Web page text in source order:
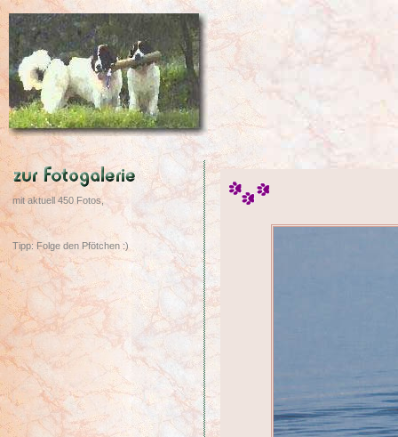
mit aktuell 450 Fotos,
Tipp: Folge den Pfötchen :)